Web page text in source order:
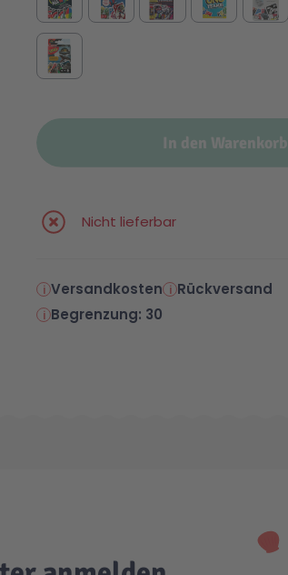
In den Warenkorb
Nicht lieferbar
Versandkosten
Rückversand
Begrenzung: 30